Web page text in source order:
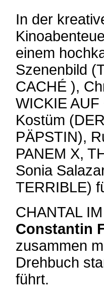
In der
einem
Szenenbild
CACHÉ ),
WICKIE
Kostüm
PÄPSTIN),
PANEM X,
Sonia
TERRIBLE)
CHANTAL
Constantin
zusammen
Drehbuch
führt.